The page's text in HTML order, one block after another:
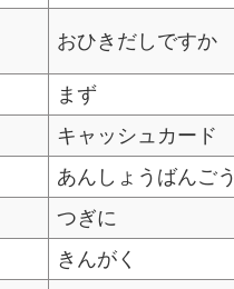
おひきだしですか
まず
キャッシュカード
あんしょうばんごう
つぎに
きんがく